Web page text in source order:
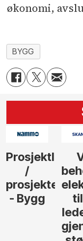
økonomi,
BYGG
Anlegg
søker
Driftsleder
Elektro
Automasjon
-